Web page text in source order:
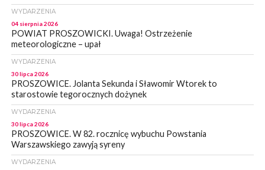
WYDARZENIA
04 sierpnia 2026
POWIAT PROSZOWICKI. Uwaga! Ostrzeżenie
meteorologiczne – upał
WYDARZENIA
30 lipca 2026
PROSZOWICE. Jolanta Sekunda i Sławomir Wtorek to
starostowie tegorocznych dożynek
WYDARZENIA
30 lipca 2026
PROSZOWICE. W 82. rocznicę wybuchu Powstania
Warszawskiego zawyją syreny
WYDARZENIA